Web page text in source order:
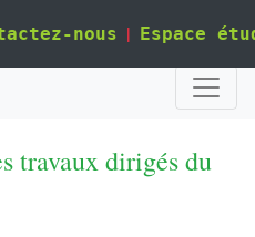
nous | Espace
travaux dirigés du